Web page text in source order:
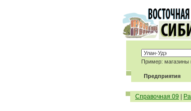
Пример: магазины
Предприятия
Справочная 09